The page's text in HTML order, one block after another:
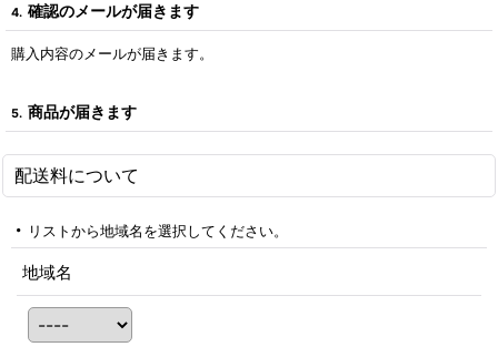
4. 確認のメールが届きます
購入内容のメールが届きます。
5. 商品が届きます
配送料について
リストから地域名を選択してください。
地域名